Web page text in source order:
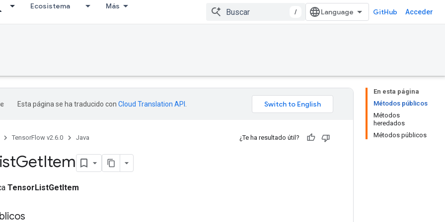
Ecosistema Más
/ GitHub Acceder
En esta página
Métodos públicos
Métodos
heredados
Métodos públicos
Esta página se ha traducido con Cloud Translation API
TensorFlow v2.6.0 Java ¿Te ha resultado útil?
GetItem
TensorListGetItem